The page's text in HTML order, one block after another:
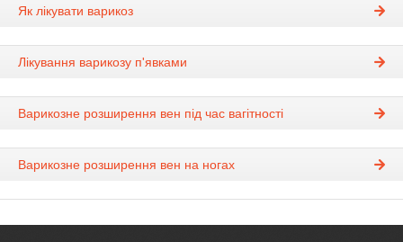
Як лікувати варикоз
Лікування варикозу п'явками
Варикозне розширення вен під час вагітності
Варикозне розширення вен на ногах